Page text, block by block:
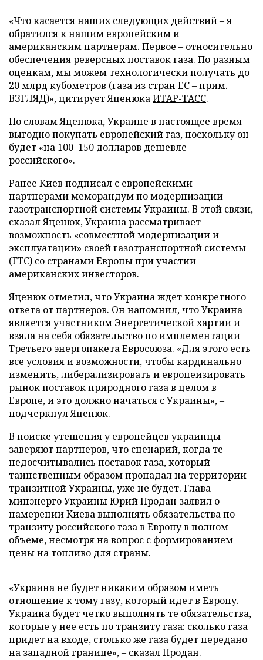
«Что касается наших следующих действий – я
обратился к нашим европейским и
американским партнерам. Первое – относительно
обеспечения реверсных поставок газа. По разным
оценкам, мы можем технологически получать до
20 млрд кубометров (газа из стран ЕС – прим.
ВЗГЛЯД)», цитирует ЯценюкаИТАР-ТАСС.
По словам Яценюка, Украине в настоящее время
выгодно покупать европейский газ, поскольку он
будет «на 100–150 долларов дешевле
российского».
Ранее Киев подписал с европейскими
партнерами меморандум по модернизации
газотранспортной системы Украины. В этой связи,
сказал Яценюк, Украина рассматривает
возможность «совместной модернизации и
эксплуатации» своей газотранспортной системы
(ГТС) со странами Европы при участии
американских инвесторов.
Яценюк отметил, что Украина ждет конкретного
ответа от партнеров. Он напомнил, что Украина
является участником Энергетической хартии и
взяла на себя обязательство по имплементации
Третьего энергопакета Евросоюза. «Для этого есть
все условия и возможности, чтобы кардинально
изменить, либерализировать и европеизировать
рынок поставок природного газа в целом в
Европе, и это должно начаться с Украины», –
подчеркнул Яценюк.
В поиске утешения у европейцев украинцы
заверяют партнеров, что сценарий, когда те
недосчитывались поставок газа, который
таинственным образом пропадал на территории
транзитной Украины, уже не будет. Глава
минэнерго Украины Юрий Продан заявил о
намерении Киева выполнять обязательства по
транзиту российского газа в Европу в полном
объеме, несмотря на вопрос с формированием
цены на топливо для страны.
«Украина не будет никаким образом иметь
отношение к тому газу, который идет в Европу.
Украина будет четко выполнять те обязательства,
которые у нее есть по транзиту газа: сколько газа
придет на входе, столько же газа будет передано
на западной границе», – сказал Продан.